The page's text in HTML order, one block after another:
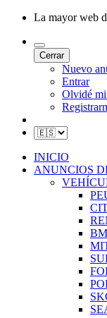
La mayor web
Cerrar
Nuevo
Entrar
Olvidé
INICIO
ANUNCIOS